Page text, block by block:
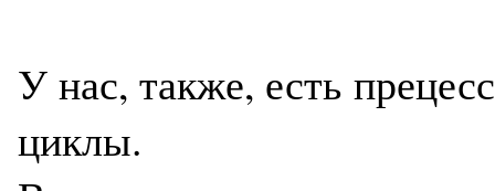
У нас, также, есть
циклы.